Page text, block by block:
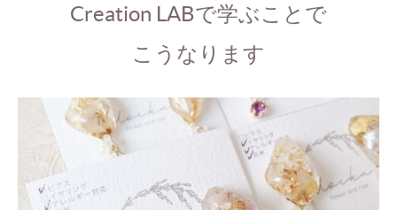
Creation LABで学ぶことで
こうなります